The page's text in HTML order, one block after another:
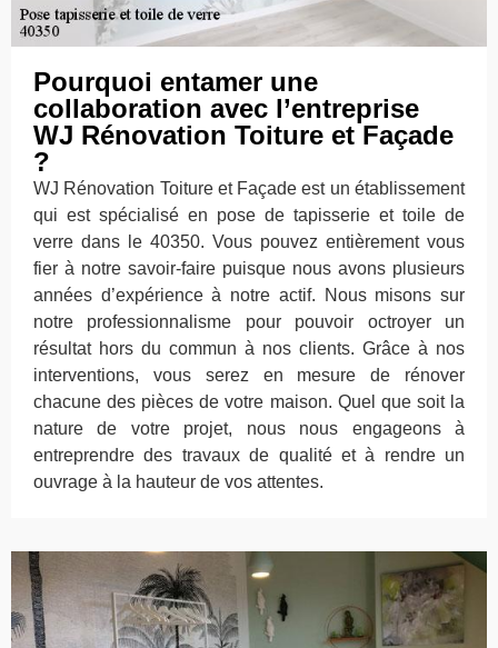
Pourquoi entamer une
collaboration avec l’entreprise
WJ Rénovation Toiture et Façade
?
WJ Rénovation Toiture et Façade est un établissement
qui est spécialisé en pose de tapisserie et toile de
verre dans le 40350. Vous pouvez entièrement vous
fier à notre savoir-faire puisque nous avons plusieurs
années d’expérience à notre actif. Nous misons sur
notre professionnalisme pour pouvoir octroyer un
résultat hors du commun à nos clients. Grâce à nos
interventions, vous serez en mesure de rénover
chacune des pièces de votre maison. Quel que soit la
nature de votre projet, nous nous engageons à
entreprendre des travaux de qualité et à rendre un
ouvrage à la hauteur de vos attentes.